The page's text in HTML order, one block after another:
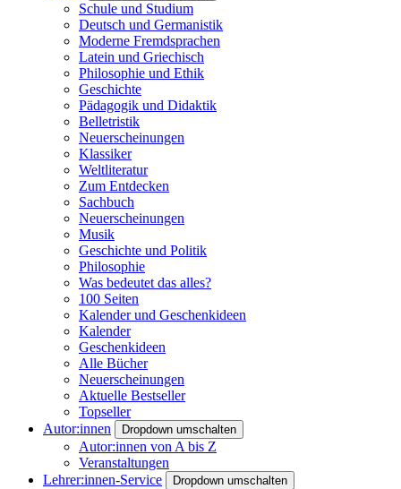
Schule und Studium
Deutsch und Germanistik
Moderne Fremdsprachen
Latein und Griechisch
Philosophie und Ethik
Geschichte
Pädagogik und Didaktik
Belletristik
Neuerscheinungen
Klassiker
Weltliteratur
Zum Entdecken
Sachbuch
Neuerscheinungen
Musik
Geschichte und Politik
Philosophie
Was bedeutet das alles?
100 Seiten
Kalender und Geschenkideen
Kalender
Geschenkideen
Alle Bücher
Neuerscheinungen
Aktuelle Bestseller
Topseller
Autor:innen
Dropdown umschalten
Autor:innen von A bis Z
Veranstaltungen
Lehrer:innen-Service
Dropdown umschalten